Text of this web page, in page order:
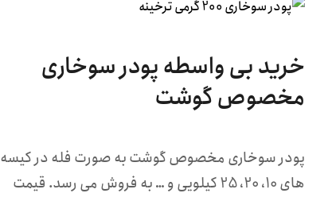
خرید بی واسطه پودر سوخاری
مخصوص گوشت
پودر سوخاری مخصوص گوشت به صورت فله در کیسه
های 10، 20، 25 کیلویی و … به فروش می رسد. قیمت